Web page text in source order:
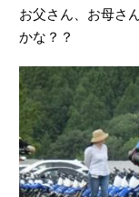
お父さん、お母さ
かな？？